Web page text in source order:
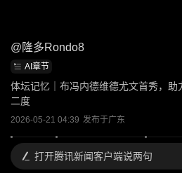
@ 隆多Rondo8
AI章节
体坛记忆｜布冯内德维德尤文首秀，助
二度
2026-05-21 04:39 发布于广东
打开腾讯新闻客户端说两句